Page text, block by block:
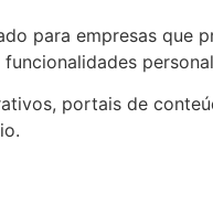
para empresas que
portais de